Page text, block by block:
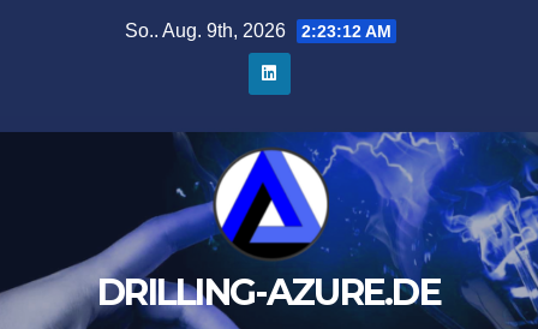
So.. Aug. 9th, 2026 2:23:12 AM
DRILLING-AZURE.DE